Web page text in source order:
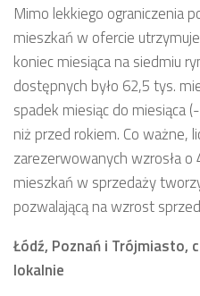
Mimo lekkiego ograniczenia
mieszkań w ofercie
koniec miesiąca na siedmiu
dostępnych było 62,5 tys.
spadek miesiąc do miesiąca
niż przed rokiem. Co ważne,
zarezerwowanych wzrosła o
mieszkań w sprzedaży
pozwalającą na wzrost
Łódź, Poznań i Trójmiasto,
lokalnie